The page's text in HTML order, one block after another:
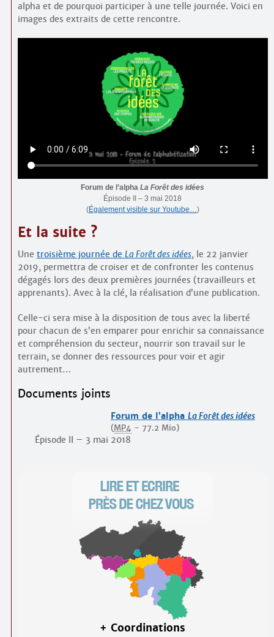
alpha et de pourquoi participer à une telle journée. Voici en
images des extraits de cette rencontre.
Forum de l’alphaLa Forêt des idées
Épisode II – 3 mai 2018
(Également visible sur Youtube…)
Et la suite ?
Une troisième journée de La Forêt des idées, le 22 janvier
2019, permettra de croiser et de confronter les contenus
dégagés lors des deux premières journées (travailleurs et
apprenants). Avec à la clé, la réalisation d’une publication.
Celle-ci sera mise à la disposition de tous avec la liberté
pour chacun de s’en emparer pour enrichir sa connaissance
et compréhension du secteur, nourrir son travail sur le
terrain, se donner des ressources pour voir et agir
autrement…
Documents joints
Forum de l’alpha La Forêt des idées
(MP4 - 77.2 Mio)
Épisode II – 3 mai 2018
+ Coordinations